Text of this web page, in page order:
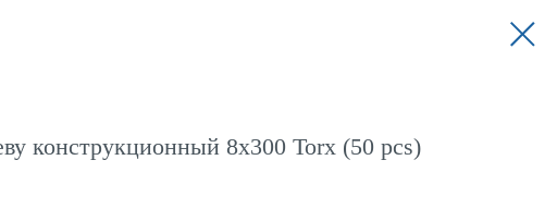
конструкционный 8x300 Torx (50 pcs)